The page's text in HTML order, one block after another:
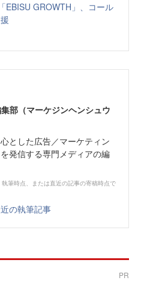
EBISU GROWTH」、コール
部（マーケジンヘンシュウ
とした広告／マーケティン
発信する専門メディアの編
筆時点、または直近の記事の寄稿時点で
の執筆記事
PR